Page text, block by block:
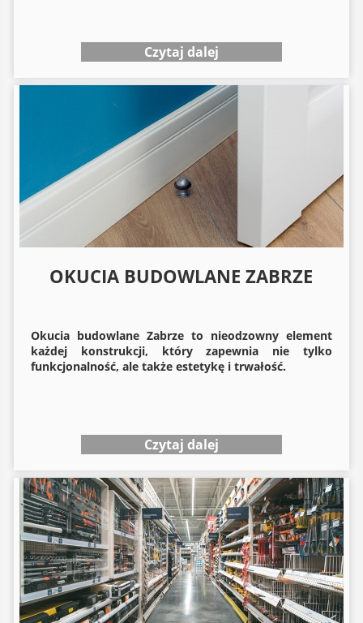
Czytaj dalej
OKUCIA BUDOWLANE ZABRZE
Okucia budowlane Zabrze to nieodzowny element
każdej konstrukcji, który zapewnia nie tylko
funkcjonalność, ale także estetykę i trwałość.
Czytaj dalej